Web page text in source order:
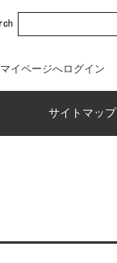
マイページへログイン
サイトマップ